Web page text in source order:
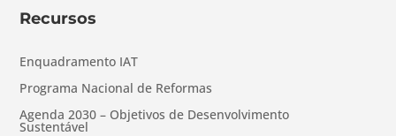
Recursos
Enquadramento IAT
Programa Nacional de Reformas
Agenda 2030 – Objetivos de Desenvolvimento
Sustentável